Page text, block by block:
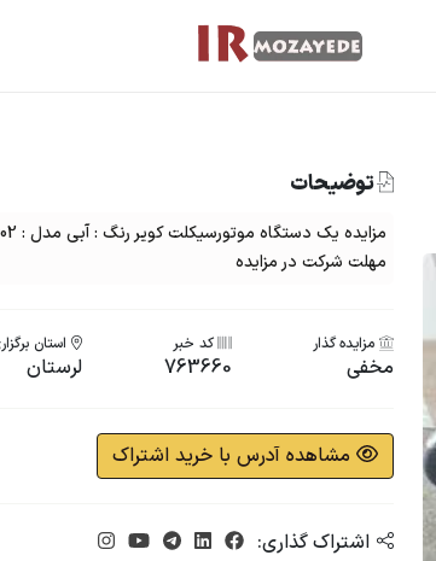
توضیحات
مهلت شرکت در مزایده
مزایده گذار
مخفی
کد خبر
763660
استان
لرستان
مشاهده آدرس با خرید اشتراک
اشتراک گذاری: